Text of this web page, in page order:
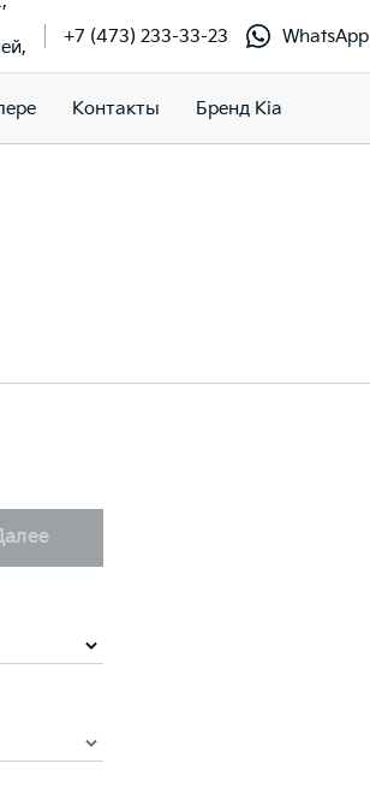
+7 (473) 233-33-23 WhatsApp
Контакты Бренд Kia